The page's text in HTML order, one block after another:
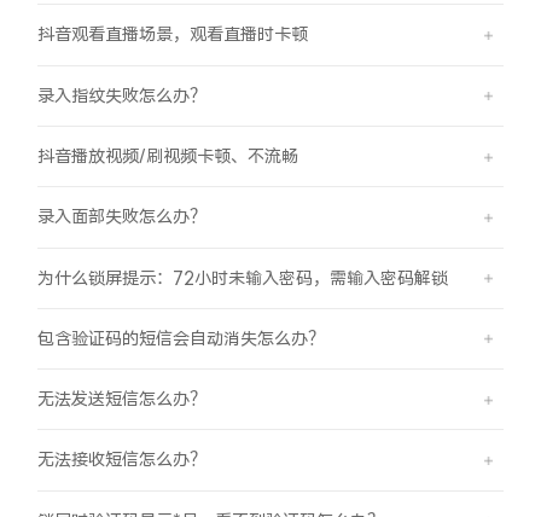
抖音观看直播场景，观看直播时卡顿
录入指纹失败怎么办？
抖音播放视频/刷视频卡顿、不流畅
录入面部失败怎么办？
为什么锁屏提示：72小时未输入密码，需输入密码解锁
包含验证码的短信会自动消失怎么办？
无法发送短信怎么办？
无法接收短信怎么办？